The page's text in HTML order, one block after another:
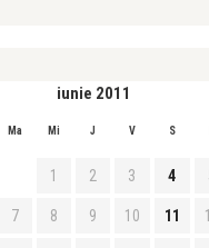
iunie 2011
Ma Mi J V S
1 2 3 4
7 8 9 10 11